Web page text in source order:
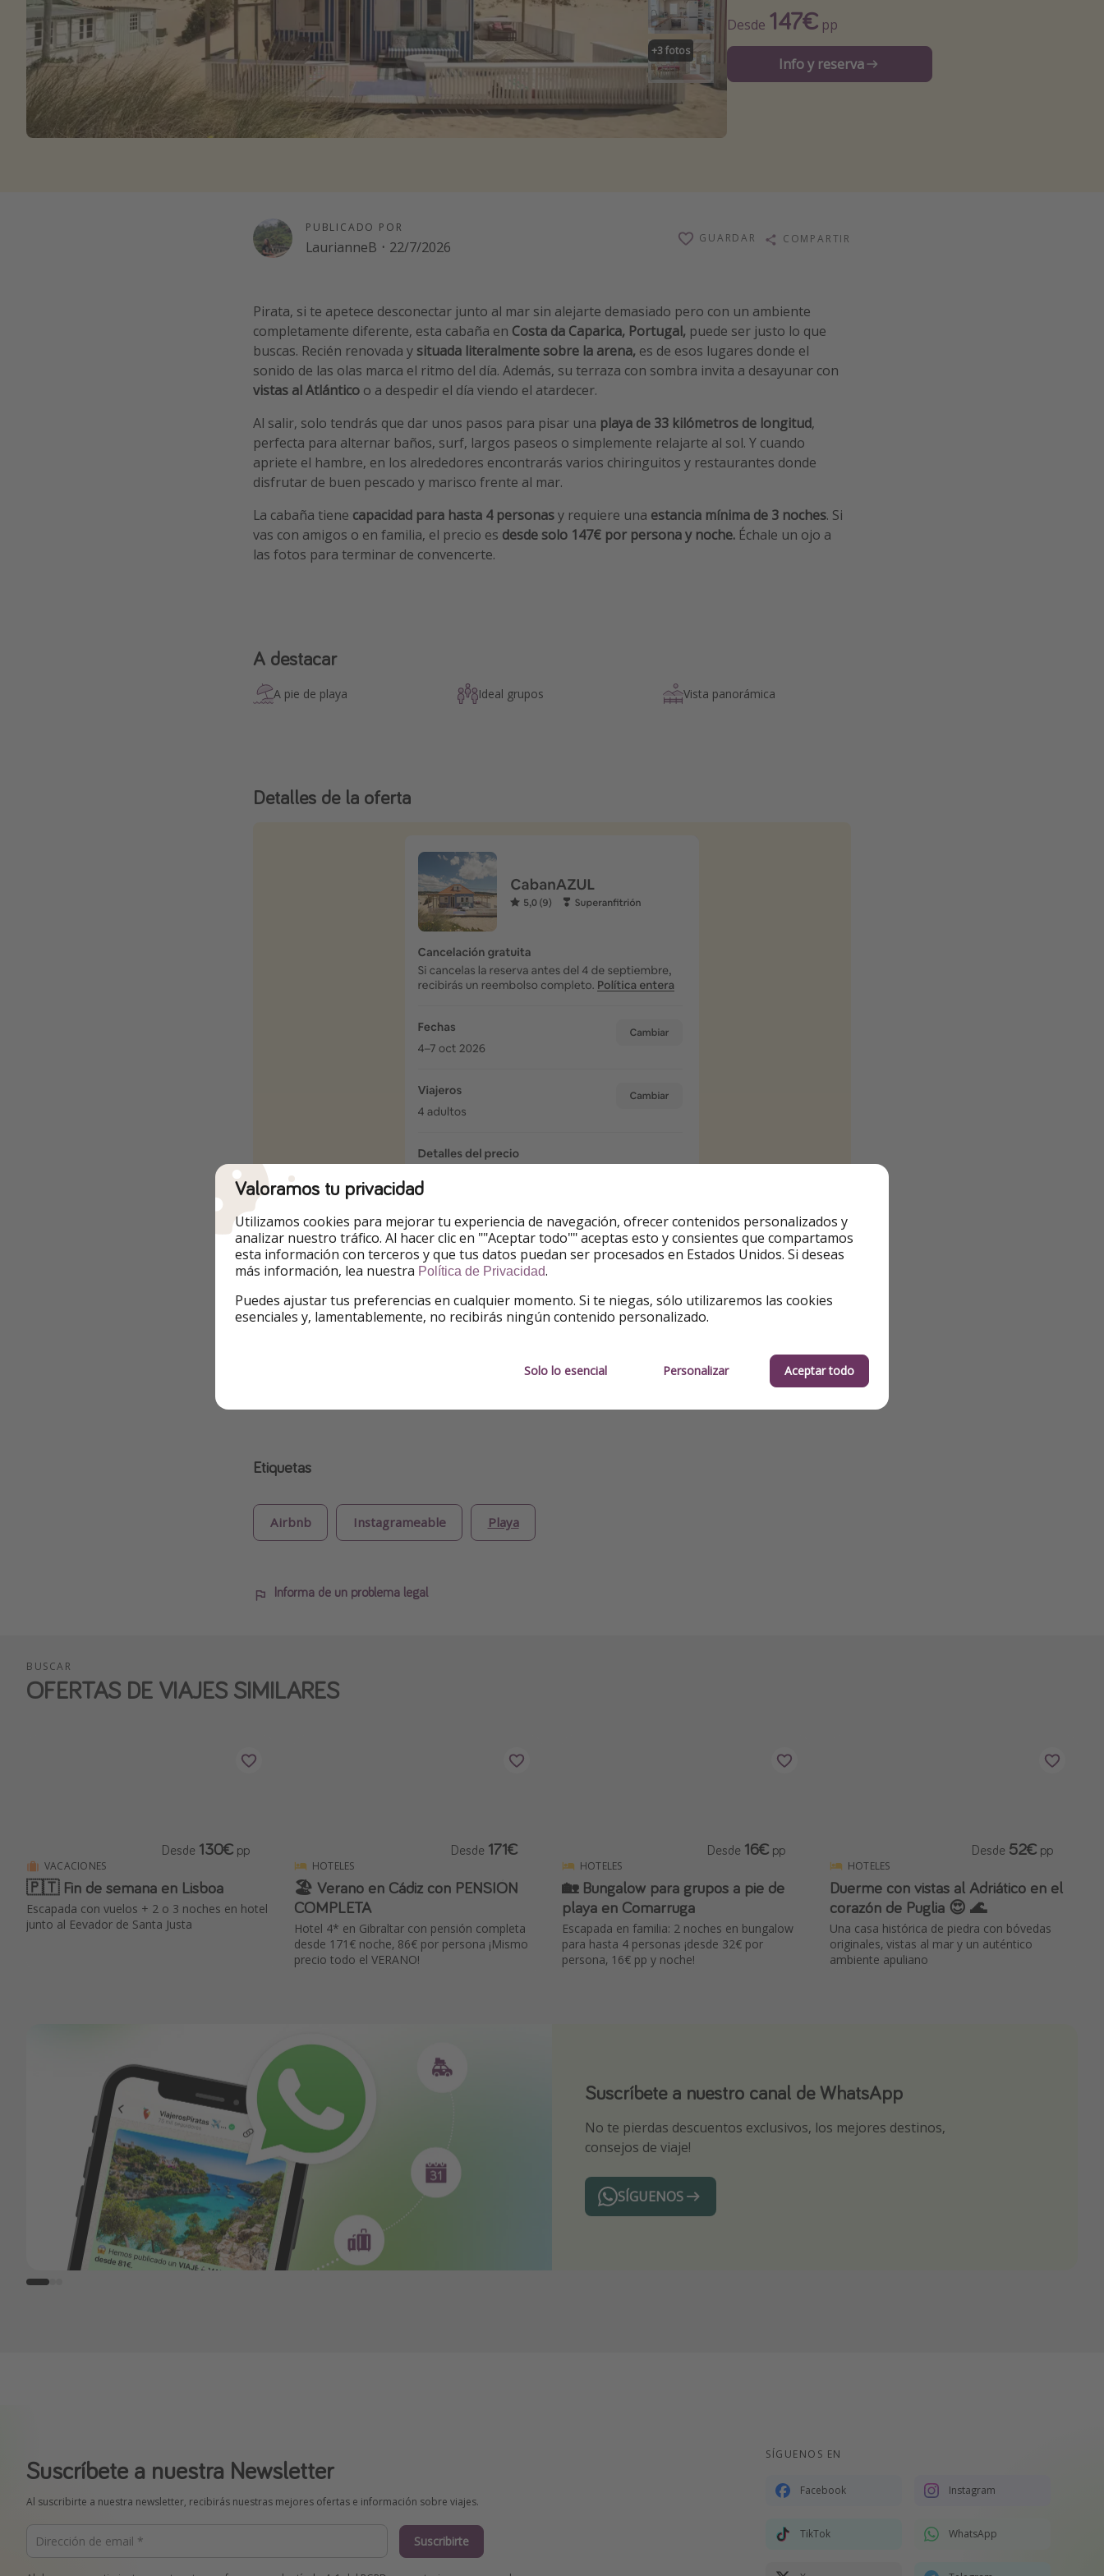
+3fotos
Desde 147€ pp
Info y reserva
PUBLICADO POR
LaurianneB · 22/7/2026
GUARDAR COMPARTIR
Pirata, si te apetece desconectar junto al mar sin alejarte demasiado pero con un ambiente
completamente diferente, esta cabaña en Costa da Caparica, Portugal, puede ser justo lo que
buscas. Recién renovada y situada literalmente sobre la arena, es de esos lugares donde el
sonido de las olas marca el ritmo del día. Además, su terraza con sombra invita a desayunar con
vistas al Atlántico o a despedir el día viendo el atardecer.
Al salir, solo tendrás que dar unos pasos para pisar una playa de 33 kilómetros de longitud,
perfecta para alternar baños, surf, largos paseos o simplemente relajarte al sol. Y cuando
apriete el hambre, en los alrededores encontrarás varios chiringuitos y restaurantes donde
disfrutar de buen pescado y marisco frente al mar.
La cabaña tiene capacidad para hasta 4 personasy requiere una estancia mínima de 3 noches. Si
vas con amigos o en familia, el precio es desde solo 147€ por persona y noche. Échale un ojo a
las fotos para terminar de convencerte.
A destacar
A pie de playa Ideal grupos Vista panorámica
Detalles de la oferta
Ir a la oferta
🟡 Precio a fecha de publicación. Sujeto a cambios.
Etiquetas
Airbnb Instagrameable Playa
Informa de un problema legal
BUSCAR
OFERTAS DE VIAJES SIMILARES
VACACIONES
🇵🇹 Fin de semana en Lisboa
Escapada con vuelos + 2 o 3 noches en hotel
junto al Eevador de Santa Justa
Desde 130€ pp
HOTELES
🏖️ Verano en Cádiz con PENSIÓN
COMPLETA
Hotel 4* en Gibraltar con pensión completa
desde 171€ noche, 86€ por persona ¡Mismo
precio todo el VERANO!
Desde 171€
HOTELES
🏡 Bungalow para grupos a pie de
playa en Comarruga
Escapada en familia: 2 noches en bungalow
para hasta 4 personas ¡desde 32€ por
persona, 16€ pp y noche!
Desde 16€ pp
HOTELES
Duerme con vistas al Adriático en el
corazón de Puglia 😍 🌊
Una casa histórica de piedra con bóvedas
originales, vistas al mar y un auténtico
ambiente apuliano
Desde 52€ pp
Suscríbete a nuestro canal de WhatsApp
No te pierdas descuentos exclusivos, los mejores destinos,
consejos de viaje!
SÍGUENOS
Descarga nuestra app
Sé el primero en reservar nuestros chollazos
¡Suscríbete a nuestro canal de Telegram!
¡Recibe las mejores ofertas seleccionadas para ti por nuestros
expertos en viajes
Telegram
Suscríbete a nuestra Newsletter
Al suscribirte a nuestra newsletter, recibirás nuestras mejores ofertas e información sobre viajes.
Suscribirte
SÍGUENOS EN
Facebook Instagram
TikTok WhatsApp
Valoramos tu privacidad
Utilizamos cookies para mejorar tu experiencia de navegación, ofrecer contenidos personalizados y
analizar nuestro tráfico. Al hacer clic en ""Aceptar todo"" aceptas esto y consientes que compartamos
esta información con terceros y que tus datos puedan ser procesados en Estados Unidos. Si deseas
más información, lea nuestra Política de Privacidad.
Puedes ajustar tus preferencias en cualquier momento. Si te niegas, sólo utilizaremos las cookies
esenciales y, lamentablemente, no recibirás ningún contenido personalizado.
Solo lo esencial Personalizar Aceptar todo